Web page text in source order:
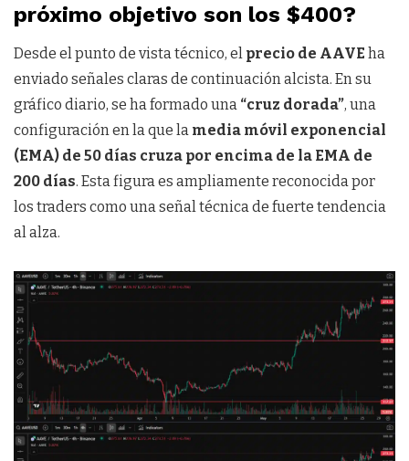
próximo objetivo son los $400?
Desde el punto de vista técnico, el precio de AAVE ha
enviado señales claras de continuación alcista. En su
gráfico diario, se ha formado una “cruz dorada”, una
configuración en la que la media móvil exponencial
(EMA) de 50 días cruza por encima de la EMA de
200 días. Esta figura es ampliamente reconocida por
los traders como una señal técnica de fuerte tendencia
al alza.